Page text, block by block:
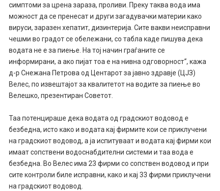
симптоми за црена зараза, проливи. Преку таква вода има
можност да се пренесат и други загадувачки материи како
вируси, заразен хепатит, дизинтерија. Сите вакви неисправни
чешми во градот се обележани, со табла каде пишува дека
водата не е за пиење. На тој начин граѓаните се
информирани, а ако пијат тоа е на нивна одговорност“, кажа
д-р Снежана Петрова од Центарот за јавно здравје (ЦЈЗ)
Велес, по извештајот за квалитетот на водите за пиење во
Велешко, презентиран Советот.
Таа потенцираше дека водата од градскиот водовод е
безбедна, исто како и водата кај фирмите кои се приклучени
на градскиот водовод, а ја испитуваат и водата кај фирми кои
имаат сопствени водоснабдителни системи и таа вода е
безбедна. Во Велес има 23 фирми со сопствен водовод и при
сите контроли биле исправни, како и кај 33 фирми приклучени
на градскиот водовод.